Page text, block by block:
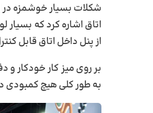
شکلات بسیار خوشمزه در
اتاق اشاره کرد که
از پنل داخل اتاق قابل
بر روی میز کار خودکار
به طور کلی هیچ کمبودی